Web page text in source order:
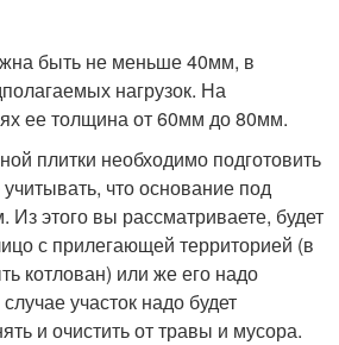
быть не меньше 40мм, в
нагрузок. На
ее толщина от 60мм до 80мм.
плитки необходимо подготовить
что основание под
Из этого вы рассматриваете, будет
с прилегающей территорией (в
котлован) или же его надо
участок надо будет
и очистить от травы и мусора.